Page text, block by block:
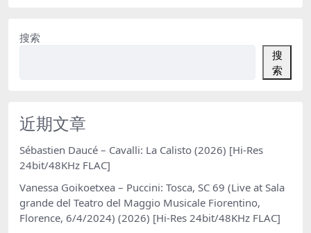
搜索
搜
索
近期文章
Sébastien Daucé – Cavalli: La Calisto (2026) [Hi-Res
24bit/48KHz FLAC]
Vanessa Goikoetxea – Puccini: Tosca, SC 69 (Live at Sala
grande del Teatro del Maggio Musicale Fiorentino,
Florence, 6/4/2024) (2026) [Hi-Res 24bit/48KHz FLAC]